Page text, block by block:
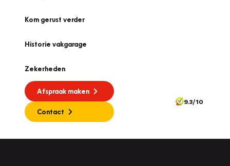
Kom gerust verder
Historie vakgarage
Zekerheden
Afspraak maken
Contact
9.3/10